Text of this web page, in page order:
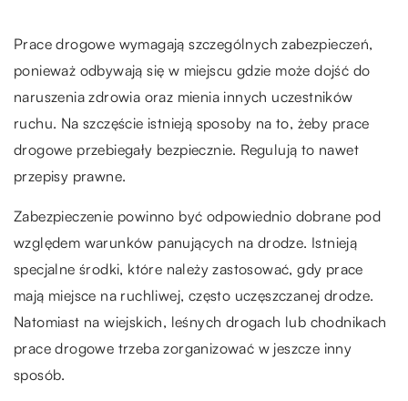
Prace drogowe wymagają szczególnych zabezpieczeń,
ponieważ odbywają się w miejscu gdzie może dojść do
naruszenia zdrowia oraz mienia innych uczestników
ruchu. Na szczęście istnieją sposoby na to, żeby prace
drogowe przebiegały bezpiecznie. Regulują to nawet
przepisy prawne.
Zabezpieczenie powinno być odpowiednio dobrane pod
względem warunków panujących na drodze. Istnieją
specjalne środki, które należy zastosować, gdy prace
mają miejsce na ruchliwej, często uczęszczanej drodze.
Natomiast na wiejskich, leśnych drogach lub chodnikach
prace drogowe trzeba zorganizować w jeszcze inny
sposób.